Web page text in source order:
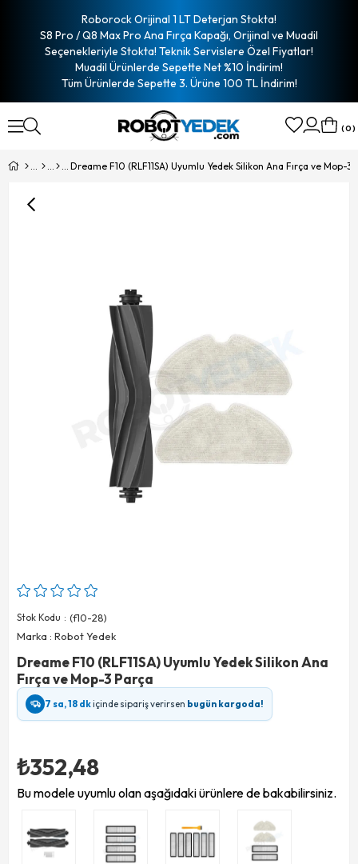
Roborock Orijinal 1 LT Deterjan Stokta!
S8 Pro / Q8 Max Pro Ana Fırça Kapağı, Orijinal ve Muadil
Seçenekleriyle Stokta! Teknik Servislere Özel Fiyatlar!
Muadil Ürünlerde Sepette Net %10 İndirim!
Tüm Ürünlerde Sepette 3. Ürüne 100 TL İndirim!
0
Dreame F10 (RLF11SA) Uyumlu Yedek Silikon Ana Fırça ve Mop-3
Stok Kodu
(f10-28)
Marka : Robot Yedek
Dreame F10 (RLF11SA) Uyumlu Yedek Silikon Ana
Fırça ve Mop-3 Parça
7 sa, 18 dkiçinde sipariş verirsen bugün kargoda!
₺352,48
Bu modele uyumlu olan aşağıdaki ürünlere de bakabilirsiniz.